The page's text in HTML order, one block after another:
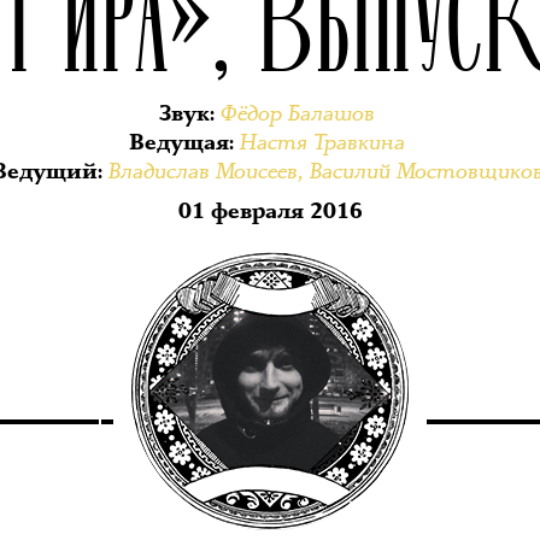
Звук: Фёдор Балашов
Ведущая:Настя Травкина
:Владислав Моисеев, Василий
01 февраля 2016